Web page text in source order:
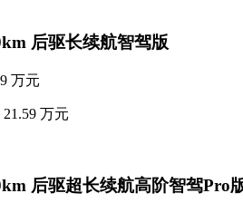
后驱长续航智驾版
万元
万元
后驱超长续航高阶智驾Pro